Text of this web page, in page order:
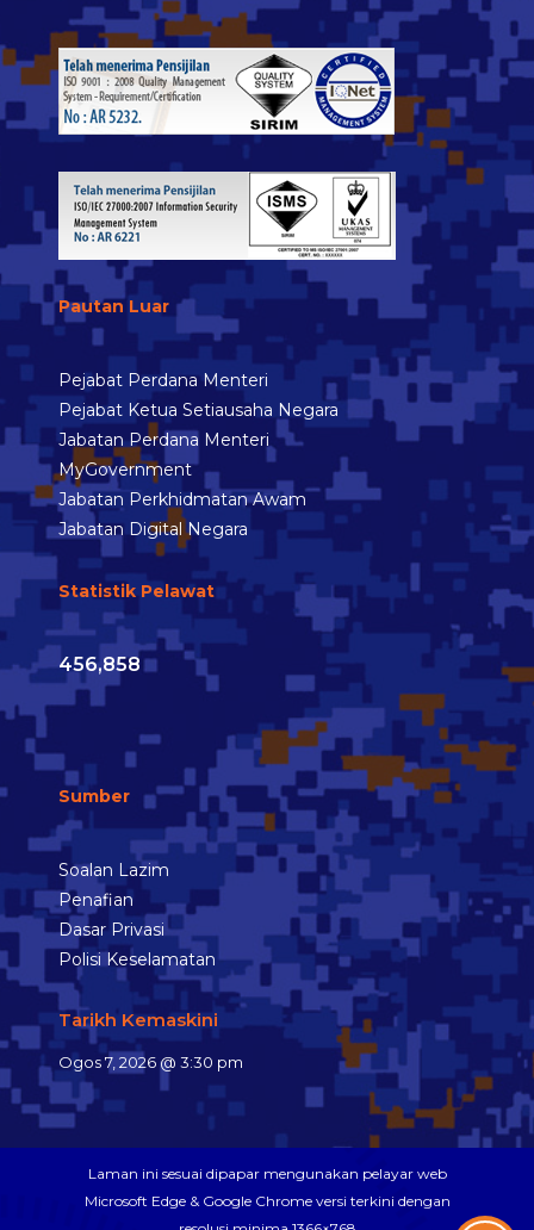
Pautan Luar
Pejabat Perdana Menteri
Pejabat Ketua Setiausaha Negara
Jabatan Perdana Menteri
MyGovernment
Jabatan Perkhidmatan Awam
Jabatan Digital Negara
Statistik Pelawat
456,858
Sumber
Soalan Lazim
Penafian
Dasar Privasi
Polisi Keselamatan
Tarikh Kemaskini
Ogos 7, 2026 @ 3:30 pm
Laman ini sesuai dipapar mengunakan pelayar web
Microsoft Edge & Google Chrome versi terkini dengan